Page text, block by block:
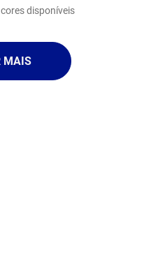
cores disponíveis